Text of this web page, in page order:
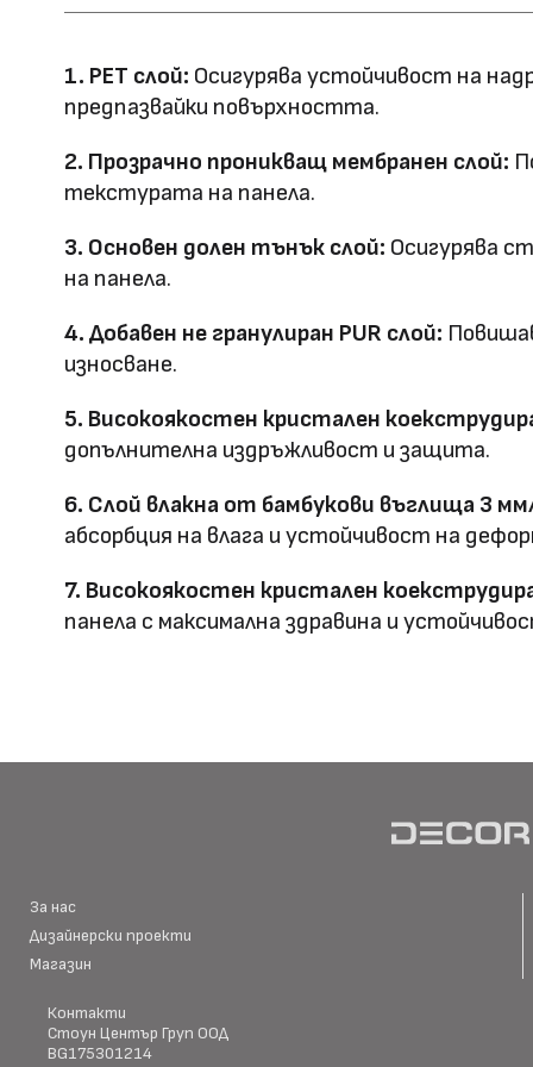
Дебелина: 5/8
технология
Матова PETG
Оценка за
ефективност
Клас на горимост
Предимства водоустойчив &
снаждане
Фрезовано снаждане /
профил
HD Принтирани
Материал \\
Повърхностна
технология
1. PET слой: Осигурява устойчивост на
предпазвайки повърхността.
2. Прозрачно проникващ мембранен слой:
текстурата на панела.
3. Основен долен тънък слой: Осигурява
на панела.
4. Добавен не гранулиран PUR слой:
износване.
5. Високоякостен кристален
допълнителна издръжливост и защита.
6. Слой влакна от бамбукови въглища 3
абсорбция на влага и устойчивост на
7. Високоякостен кристален
панела с максимална здравина и
За нас
Дизайнерски проекти
Магазин
Контакти
Стоун Център Груп ООД
BG175301214